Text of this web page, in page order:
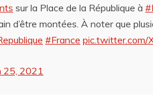
sur la Place de la République à
d’être montées. À noter que
#France pic.twitter.com/
25, 2021